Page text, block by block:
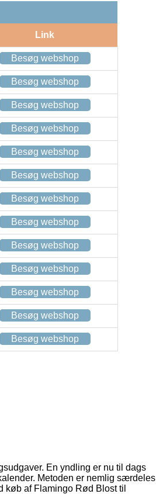
Link
Besøg webshop
Besøg webshop
Besøg webshop
Besøg webshop
Besøg webshop
Besøg webshop
Besøg webshop
Besøg webshop
Besøg webshop
Besøg webshop
Besøg webshop
Besøg webshop
Besøg webshop
En yndling er nu til dags
Metoden er nemlig særdeles
køb af Flamingo Rød Blost til